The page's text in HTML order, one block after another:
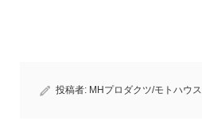
投稿者: MHプロダクツ/モトハウス